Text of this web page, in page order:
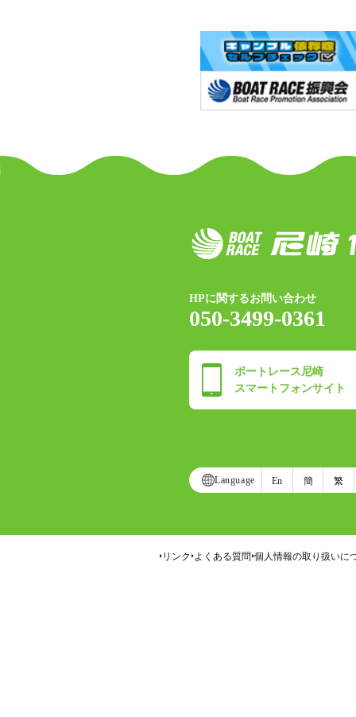
HPに関するお問い合わせ
050-3499-0361
ボートレース尼崎
スマートフォンサイト
Language En 簡 繁
リンク よくある質問 個人情報の取り扱いに